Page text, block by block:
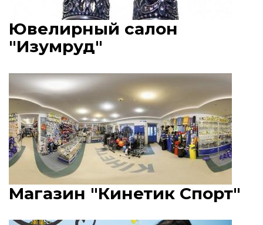
Ювелирный салон
"Изумруд"
Магазин "Кинетик Спорт"